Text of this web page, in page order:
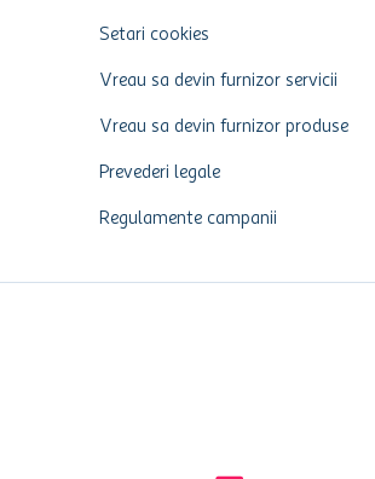
Setari cookies
Vreau sa devin furnizor servicii
Vreau sa devin furnizor produse
Prevederi legale
Regulamente campanii